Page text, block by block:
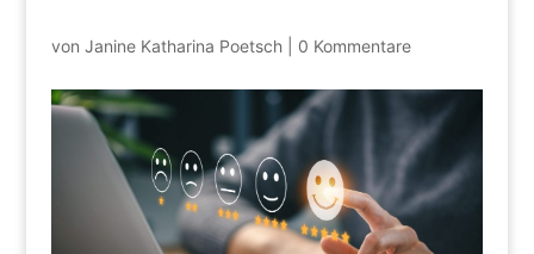
von Janine Katharina Poetsch| 0 Kommentare